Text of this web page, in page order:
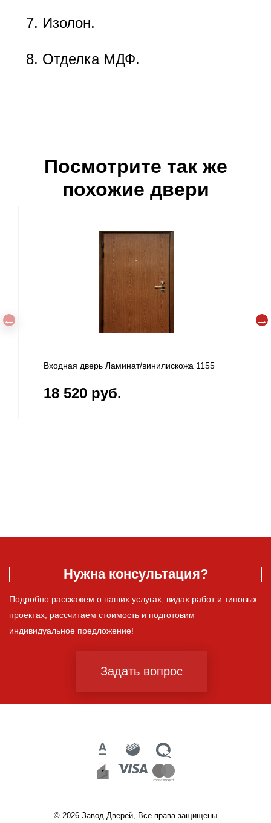
Изолон.
Отделка МДФ.
Посмотрите так же
похожие двери
Входная дверь Ламинат/винилискожа 1155
18 520 руб.
Нужна консультация?
Подробно расскажем о наших услугах, видах работ и типовых
проектах, рассчитаем стоимость и подготовим
индивидуальное предложение!
Задать вопрос
© 2026 Завод Дверей, Все права защищены